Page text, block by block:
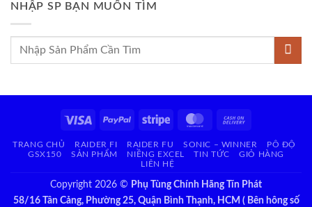
NHẬP SP BẠN MUỐN TÌM
Tìm
Visa PayPal Stripe MasterCard
Delivery
TRANG CHỦ RAIDER FI RAIDER FU SONIC – WINNER
PÔ ĐỘ
GSX150
SẢN PHẨM NIỀNG EXCEL TIN TỨC
GIỎ HÀNG
LIÊN HỆ
Copyright 2026 © Phụ Tùng Chính Hãng Tín Phát
58/16 Tân Cảng, Phường 25, Quận Bình Thạnh, HCM ( Bên hông số